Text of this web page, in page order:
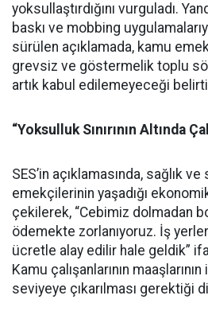
yoksullaştırdığını vurguladı.
baskı ve mobbing
sürülen açıklamada, kamu
grevsiz ve göstermelik toplu
artık kabul edilemeyeceği
“Yoksulluk Sınırının Altında
SES’in açıklamasında, sağlık
emekçilerinin yaşadığı
çekilerek, “Cebimiz dolmadan
ödemekte zorlanıyoruz. İş
ücretle alay edilir hale geldik”
Kamu çalışanlarının
seviyeye çıkarılması gerektiği